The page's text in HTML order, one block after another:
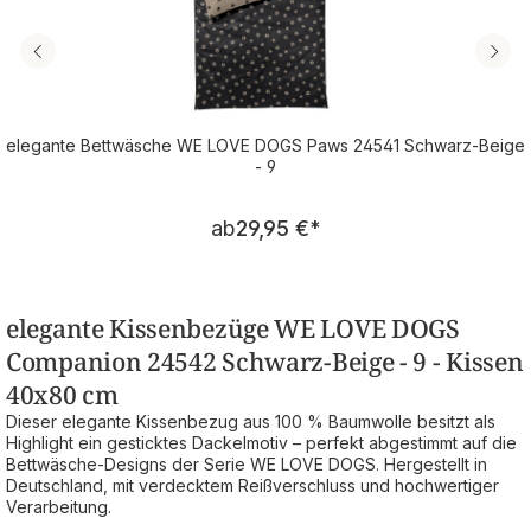
elegante Bettwäsche WE LOVE DOGS Paws 24541 Schwarz-Beige
- 9
Regulärer Preis:
ab29,95 €*
elegante Kissenbezüge WE LOVE DOGS
Companion 24542 Schwarz-Beige - 9 - Kissen
40x80 cm
Dieser elegante Kissenbezug aus 100 % Baumwolle besitzt als
Highlight ein gesticktes Dackelmotiv – perfekt abgestimmt auf die
Bettwäsche-Designs der Serie WE LOVE DOGS. Hergestellt in
Deutschland, mit verdecktem Reißverschluss und hochwertiger
Verarbeitung.